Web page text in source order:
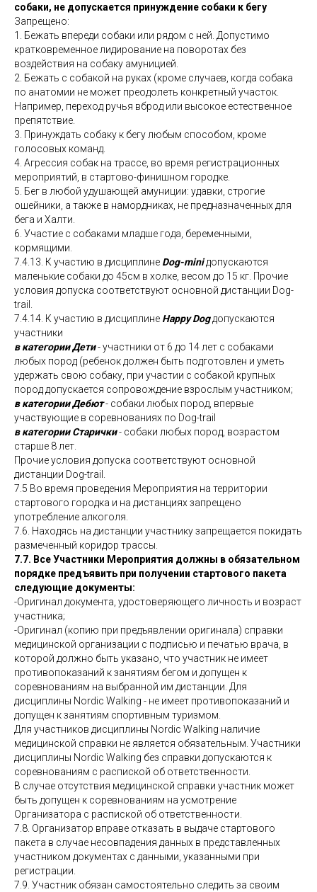
собаки, не допускается принуждение собаки к бегу
Запрещено:
1. Бежать впереди собаки или рядом с ней. Допустимо
кратковременное лидирование на поворотах без
воздействия на собаку амуницией.
2. Бежать с собакой на руках (кроме случаев, когда собака
по анатомии не может преодолеть конкретный участок.
Например, переход ручья вброд или высокое естественное
препятствие.
3. ⁠Принуждать собаку к бегу любым способом, кроме
голосовых команд.
4. Агрессия собак на трассе, во время регистрационных
мероприятий, в стартово-финишном городке.
5. Бег в любой удушающей амуниции: удавки, строгие
ошейники, а также в намордниках, не предназначенных для
бега и Халти.
6. Участие с собаками младше года, беременными,
кормящими.
7.4.13. К участию в дисциплине Dog-miniдопускаются
маленькие собаки до 45см в холке, весом до 15 кг. Прочие
условия допуска соответствуют основной дистанции Dog-
trail.
7.4.14. К участию в дисциплине Happy Dogдопускаются
участники
в категории Дети- участники от 6 до 14 лет с собаками
любых пород (ребенок должен быть подготовлен и уметь
удержать свою собаку, при участии с собакой крупных
пород допускается сопровождение взрослым участником;
в категории Дебют- собаки любых пород, впервые
участвующие в соревнованиях по Dog-trail
в категории Старички- собаки любых пород, возрастом
старше 8 лет.
Прочие условия допуска соответствуют основной
дистанции Dog-trail.
7.5 Во время проведения Мероприятия на территории
стартового городка и на дистанциях запрещено
употребление алкоголя.
7.6. Находясь на дистанции участнику запрещается покидать
размеченный коридор трассы.
7.7. Все Участники Мероприятия должны в обязательном
порядке предъявить при получении стартового пакета
следующие документы:
-Оригинал документа, удостоверяющего личность и возраст
участника;
-Оригинал (копию при предъявлении оригинала) справки
медицинской организации с подписью и печатью врача, в
которой должно быть указано, что участник не имеет
противопоказаний к занятиям бегом и допущен к
соревнованиям на выбранной им дистанции. Для
дисциплины Nordiс Walking - не имеет противопоказаний и
допущен к занятиям спортивным туризмом.
Для участников дисциплины Nordiс Walking наличие
медицинской справки не является обязательным. Участники
дисциплины Nordiс Walking без справки допускаются к
соревнованиям с распиской об ответственности.
В случае отсутствия медицинской справки участник может
быть допущен к соревнованиям на усмотрение
Организатора с распиской об ответственности.
7.8. Организатор вправе отказать в выдаче стартового
пакета в случае несовпадения данных в представленных
участником документах с данными, указанными при
регистрации.
7.9. Участник обязан самостоятельно следить за своим